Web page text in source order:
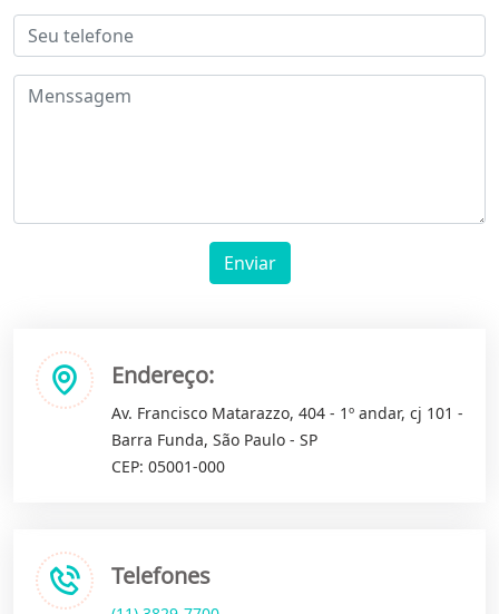
Enviar
Endereço:
Av. Francisco Matarazzo, 404 - 1º andar, cj 101 -
Barra Funda, São Paulo - SP
CEP: 05001-000
Telefones